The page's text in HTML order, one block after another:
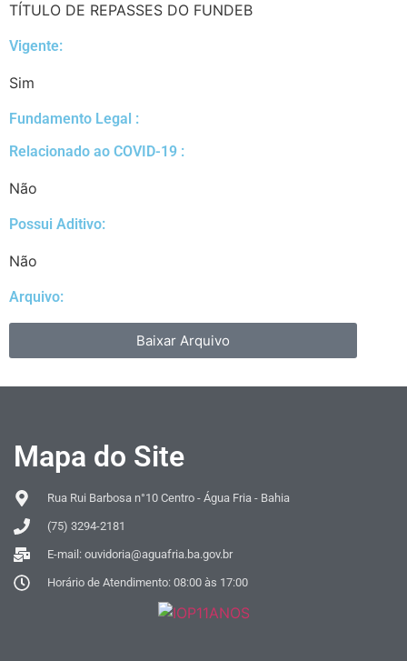
TÍTULO DE REPASSES DO FUNDEB
Vigente:
Sim
Fundamento Legal :​
Relacionado ao COVID-19 :​
Não
Possui Aditivo:​
Não
Arquivo:
Baixar Arquivo
Mapa do Site
Rua Rui Barbosa n°10 Centro - Água Fria - Bahia
(75) 3294-2181
E-mail: ouvidoria@aguafria.ba.gov.br
Horário de Atendimento: 08:00 às 17:00